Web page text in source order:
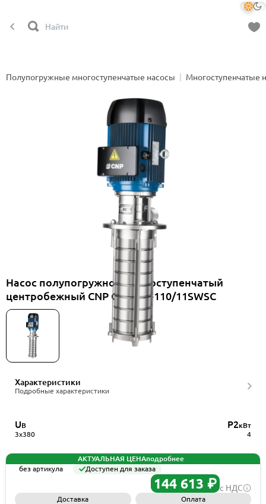
Полупогружные многоступенчатые насосы Многоступенчатые
Насос полупогружной многоступенчатый
центробежный CNP CDLKF8-110/11SWSC
Характеристики
Подробные характеристики
UВ
3x380
P2кВт
4
АКТУАЛЬНАЯ ЦЕНАподробнее
без артикула
Доступен для заказа
144 613 ₽ с НДС
Доставка Оплата